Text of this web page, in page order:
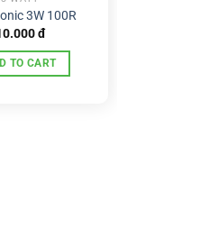
3W 100R
đ
TO CART